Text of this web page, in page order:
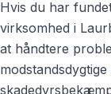
Hvis du har
virksomhed i
at håndtere